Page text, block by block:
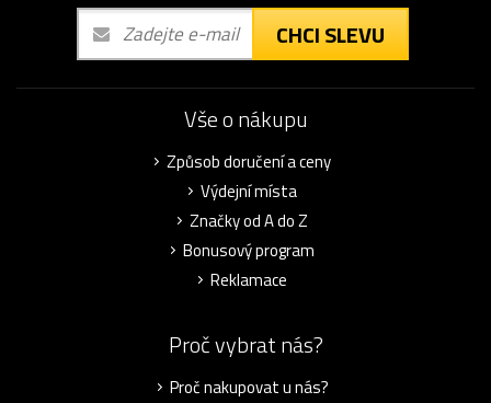
CHCI SLEVU
Vše o nákupu
Způsob doručení a ceny
Výdejní místa
Značky od A do Z
Bonusový program
Reklamace
Proč vybrat nás?
Proč nakupovat u nás?